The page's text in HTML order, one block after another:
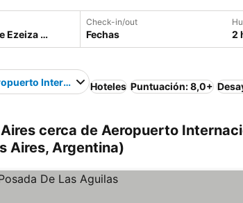
Check-in/out
Fechas 2
Internacional de Ezeiza Ministro Pistarini
Hoteles Puntuación: 8,0+
cerca de Aeropuerto
Aires, Argentina)